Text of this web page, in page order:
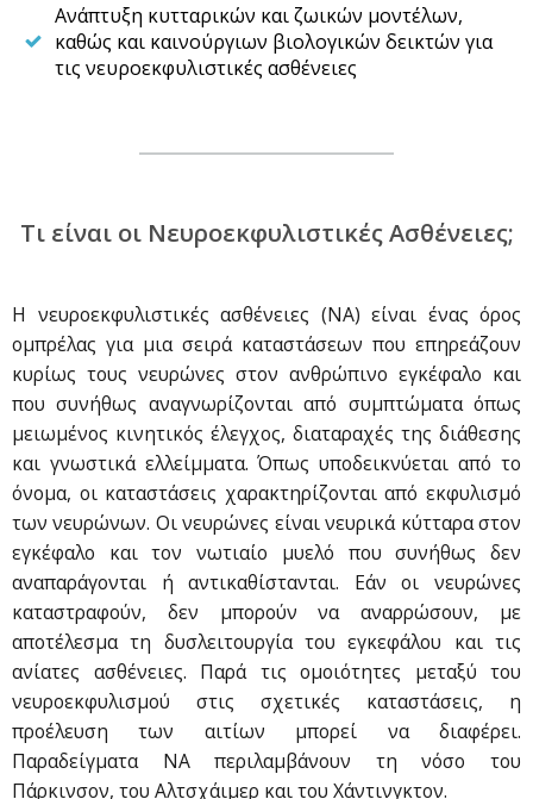
Ανάπτυξη κυτταρικών και ζωικών μοντέλων,
καθώς και καινούργιων βιολογικών δεικτών για
τις νευροεκφυλιστικές ασθένειες
Τι είναι οι Νευροεκφυλιστικές Ασθένειες;
Η νευροεκφυλιστικές ασθένειες (ΝΑ) είναι ένας όρος
ομπρέλας για μια σειρά καταστάσεων που επηρεάζουν
κυρίως τους νευρώνες στον ανθρώπινο εγκέφαλο και
που συνήθως αναγνωρίζονται από συμπτώματα όπως
μειωμένος κινητικός έλεγχος, διαταραχές της διάθεσης
και γνωστικά ελλείμματα. Όπως υποδεικνύεται από το
όνομα, οι καταστάσεις χαρακτηρίζονται από εκφυλισμό
των νευρώνων. Οι νευρώνες είναι νευρικά κύτταρα στον
εγκέφαλο και τον νωτιαίο μυελό που συνήθως δεν
αναπαράγονται ή αντικαθίστανται. Εάν οι νευρώνες
καταστραφούν, δεν μπορούν να αναρρώσουν, με
αποτέλεσμα τη δυσλειτουργία του εγκεφάλου και τις
ανίατες ασθένειες. Παρά τις ομοιότητες μεταξύ του
νευροεκφυλισμού στις σχετικές καταστάσεις, η
προέλευση των αιτίων μπορεί να διαφέρει.
Παραδείγματα ΝΑ περιλαμβάνουν τη νόσο του
Πάρκινσον, του Αλτσχάιμερ και του Χάντινγκτον.